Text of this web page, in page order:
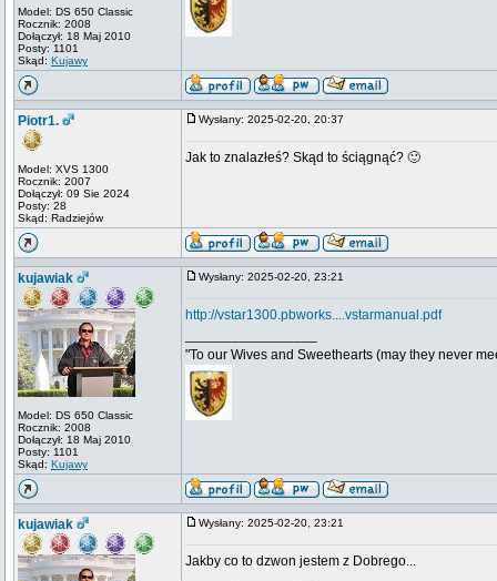
Model: DS 650 Classic
Rocznik: 2008
Dołączył: 18 Maj 2010
Posty: 1101
Skąd: Kujawy
Piotr1.
Model: XVS 1300
Rocznik: 2007
Dołączył: 09 Sie 2024
Posty: 28
Skąd: Radziejów
Wysłany: 2025-02-20, 20:37
Jak to znalazłeś? Skąd to ściągnąć? 🙂
kujawiak
Model: DS 650 Classic
Rocznik: 2008
Dołączył: 18 Maj 2010
Posty: 1101
Skąd: Kujawy
Wysłany: 2025-02-20, 23:21
http://vstar1300.pbworks....vstarmanual.pdf
"To our Wives and Sweethearts (may they never
kujawiak Wysłany: 2025-02-20, 23:21
Jakby co to dzwon jestem z Dobrego...